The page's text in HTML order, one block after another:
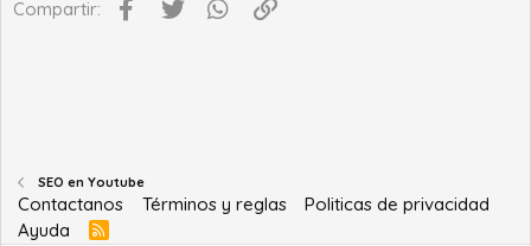
Compartir: Facebook
Twitter WhatsApp
SEO en Youtube
Contactanos Términos y reglas
Politicas de privacidad
Ayuda
R